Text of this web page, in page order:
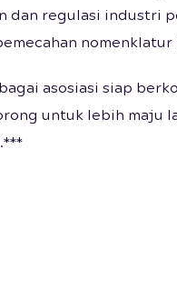
dan regulasi industri
nomenklatur
asosiasi siap
untuk lebih maju